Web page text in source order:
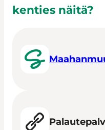
kenties näitä?